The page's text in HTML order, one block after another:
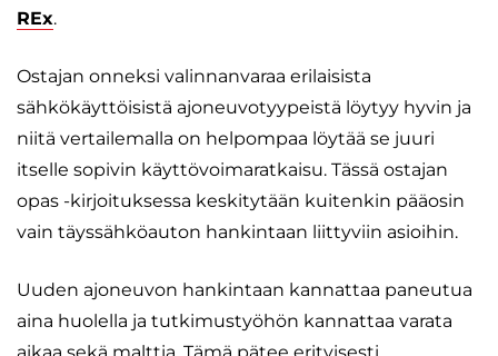
REx.
Ostajan onneksi valinnanvaraa erilaisista
sähkökäyttöisistä ajoneuvotyypeistä löytyy hyvin ja
niitä vertailemalla on helpompaa löytää se juuri
itselle sopivin käyttövoimaratkaisu. Tässä ostajan
opas -kirjoituksessa keskitytään kuitenkin pääosin
vain täyssähköauton hankintaan liittyviin asioihin.
Uuden ajoneuvon hankintaan kannattaa paneutua
aina huolella ja tutkimustyöhön kannattaa varata